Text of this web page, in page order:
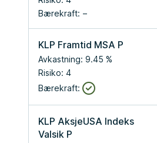
Bærekraft:
KLP Framtid MSA P
Avkastning: 9.45 %
Risiko: 4
Bærekraft:
KLP AksjeUSA Indeks
Valsik P